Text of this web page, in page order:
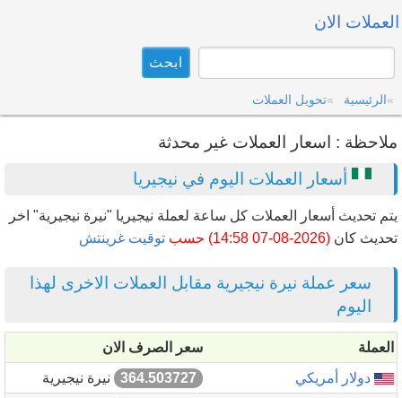
العملات الان
الرئيسية تحويل العملات
ملاحظة : اسعار العملات غير محدثة
أسعار العملات اليوم في نيجيريا
يتم تحديث أسعار العملات كل ساعة لعملة نيجيريا "نيرة نيجيرية" اخر
تحديث كان (2026-08-07 14:58) حسب توقيت غرينتش
سعر عملة نيرة نيجيرية مقابل العملات الاخرى لهذا
اليوم
العملة
سعر الصرف الان
دولار أمريكي
364.503727
نيرة نيجيرية